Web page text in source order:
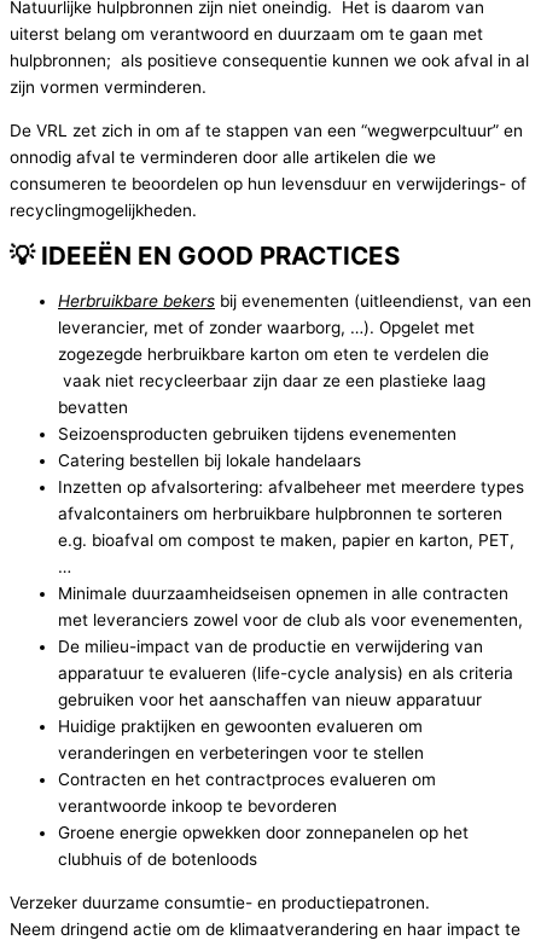
Natuurlijke hulpbronnen zijn niet oneindig. Het is daarom van
uiterst belang om verantwoord en duurzaam om te gaan met
hulpbronnen; als positieve consequentie kunnen we ook afval in al
zijn vormen verminderen.
De VRL zet zich in om af te stappen van een “wegwerpcultuur” en
onnodig afval te verminderen door alle artikelen die we
consumeren te beoordelen op hun levensduur en verwijderings- of
recyclingmogelijkheden.
💡 IDEEËN EN GOOD PRACTICES
Herbruikbare bekers bij evenementen (uitleendienst, van een
leverancier, met of zonder waarborg, …). Opgelet met
zogezegde herbruikbare karton om eten te verdelen die
vaak niet recycleerbaar zijn daar ze een plastieke laag
bevatten
Seizoensproducten gebruiken tijdens evenementen
Catering bestellen bij lokale handelaars
Inzetten op afvalsortering: afvalbeheer met meerdere types
afvalcontainers om herbruikbare hulpbronnen te sorteren
e.g. bioafval om compost te maken, papier en karton, PET,
…
Minimale duurzaamheidseisen opnemen in alle contracten
met leveranciers zowel voor de club als voor evenementen,
De milieu-impact van de productie en verwijdering van
apparatuur te evalueren (life-cycle analysis) en als criteria
gebruiken voor het aanschaffen van nieuw apparatuur
Huidige praktijken en gewoonten evalueren om
veranderingen en verbeteringen voor te stellen
Contracten en het contractproces evalueren om
verantwoorde inkoop te bevorderen
Groene energie opwekken door zonnepanelen op het
clubhuis of de botenloods
Verzeker duurzame consumtie- en productiepatronen.
Neem dringend actie om de klimaatverandering en haar impact te